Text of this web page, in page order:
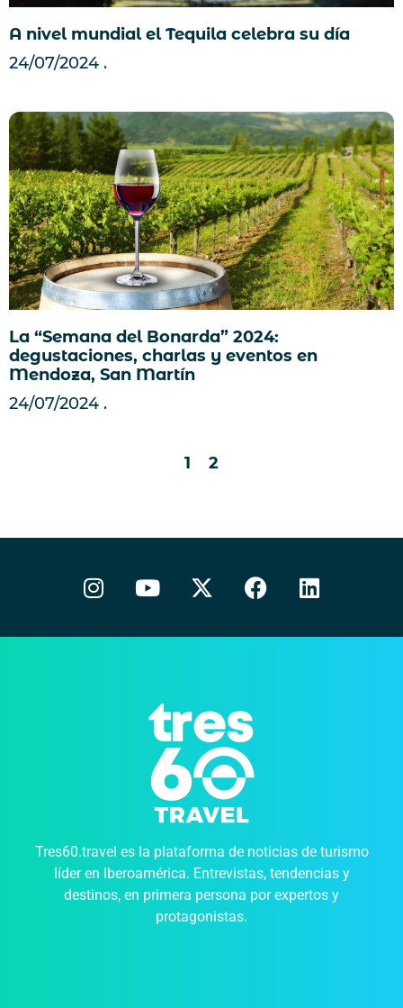
A nivel mundial el Tequila celebra su día
24/07/2024
La “Semana del Bonarda” 2024:
degustaciones, charlas y eventos en
Mendoza, San Martín
24/07/2024
1 2
Tres60.travel es la plataforma de noticias de turismo
líder en Iberoamérica. Entrevistas, tendencias y
destinos, en primera persona por expertos y
protagonistas.